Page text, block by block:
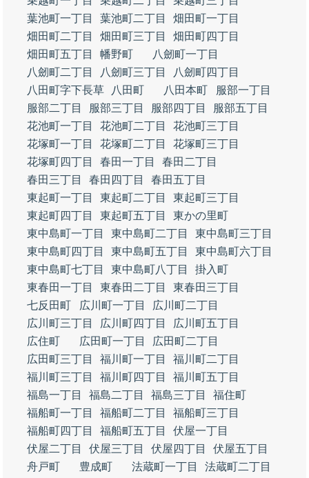
葉池町一丁目
葉池町二丁目
畑田町一丁目
畑田町二丁目
畑田町三丁目
畑田町四丁目
畑田町五丁目
幡野町
八劒町一丁目
八劒町二丁目
八劒町三丁目
八劒町四丁目
八田町字下長草
八田町 八田本町
服部一丁目
服部二丁目
服部三丁目 服部四丁目
服部五丁目
花池町一丁目
花池町二丁目
花池町三丁目
花塚町一丁目
花塚町二丁目
花塚町三丁目
花塚町四丁目
春田一丁目
春田二丁目
春田三丁目
春田四丁目
春田五丁目
東起町一丁目
東起町二丁目
東起町三丁目
東起町四丁目
東起町五丁目
東かの里町
東中島町一丁目
東中島町二丁目
東中島町三丁目
東中島町四丁目
東中島町五丁目
東中島町六丁目
東中島町七丁目
東中島町八丁目
掛入町
東春田一丁目
東春田二丁目
東春田三丁目
七反田町
広川町一丁目
広川町二丁目
広川町三丁目
広川町四丁目
広川町五丁目
広住町
広田町一丁目
広田町二丁目
広田町三丁目
福川町一丁目
福川町二丁目
福川町三丁目
福川町四丁目
福川町五丁目
福島一丁目
福島二丁目 福島三丁目
福住町
福船町一丁目
福船町二丁目
福船町三丁目
福船町四丁目
福船町五丁目
伏屋一丁目
伏屋二丁目
伏屋三丁目 伏屋四丁目
伏屋五丁目
舟戸町
豊成町 法蔵町一丁目
法蔵町二丁目